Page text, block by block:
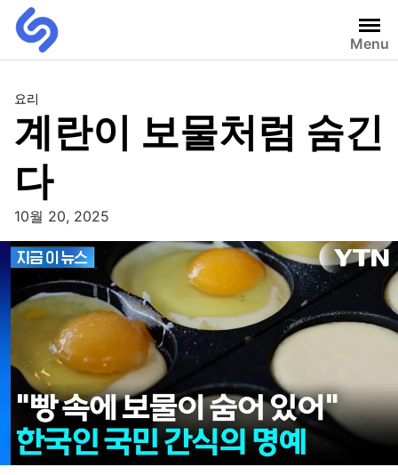
Menu
요리
계란이 보물처럼 숨긴
다
10월 20, 2025